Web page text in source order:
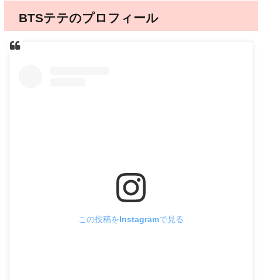
BTSテテのプロフィール
この投稿をInstagramで見る